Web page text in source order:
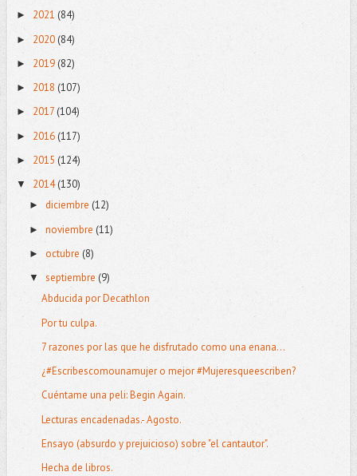
► 2021 (84)
► 2020(84)
► 2019(82)
► 2018 (107)
► 2017(104)
► 2016 (117)
► 2015 (124)
▼ 2014(130)
► diciembre (12)
► noviembre (11)
► octubre (8)
▼ septiembre (9)
Abducida por Decathlon
Por tu culpa.
7 razones por las que he disfrutado como una enana...
¿#Escribescomounamujer o mejor #Mujeresqueescriben?
Cuéntame una peli: Begin Again.
Lecturas encadenadas.- Agosto.
Ensayo (absurdo y prejuicioso) sobre "el cantautor".
Hecha de libros.